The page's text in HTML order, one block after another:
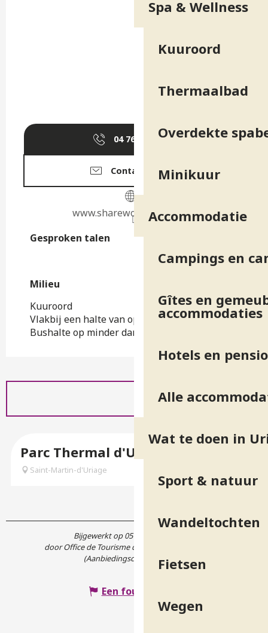
Spa & Wellness
Kuuroord
Thermaalbad
Overdekte
Minikuur
Accommodatie
Campings en
Gîtes en
accommodaties
Hotels en
Alle
Wat te doen in
Sport & natuur
Wandeltochten
Fietsen
Wegen
04 76 89 10▒▒
Contacteer ons
www.sharewoodofficiel.com
Gesproken talen
Gesproken talen
Milieu
Milieu
Kuuroord
Vlakbij een halte van openbaar vervoer
Bushalte op minder dan 500 m
Parc Thermal d'Uriage Les Bains
Saint-Martin-d'Uriage
Bijgewerkt op 05 mei 2026 in 12:21
door Office de Tourisme de Belledonne Chartreuse
(Aanbiedingscode :
7565172
Een fout melden